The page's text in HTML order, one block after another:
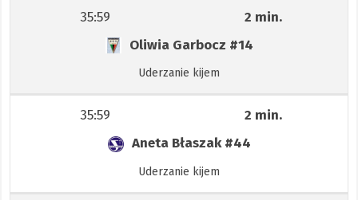
35:59
2 min.
Oliwia Garbocz #14
Uderzanie kijem
35:59
2 min.
Aneta Błaszak#44
Uderzanie kijem